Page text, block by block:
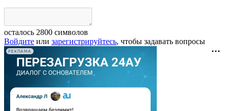
осталось 2800 символов
Войдите или зарегистрируйтесь, чтобы задавать вопросы
РЕКЛАМА